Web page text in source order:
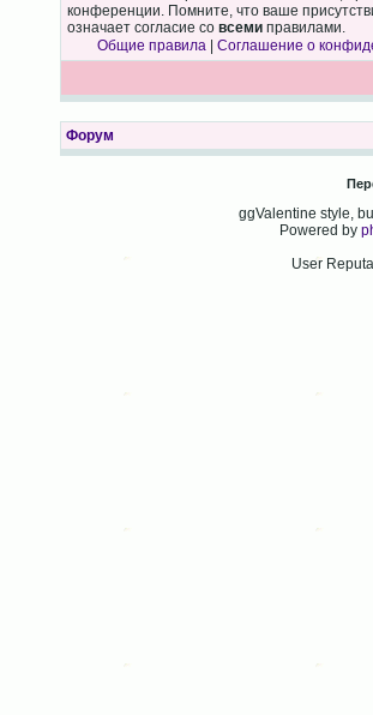
конференции. Помните, что ваше
означает согласие со всемиправилами.
Общие правила
Соглашение о
Форум
ggValentine style,
Powered by
User